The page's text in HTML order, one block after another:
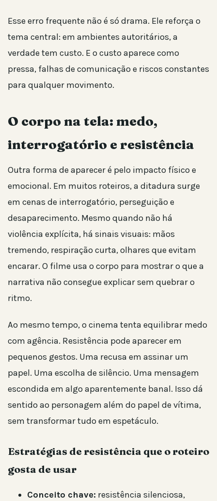
Esse erro frequente não é só drama. Ele reforça o
tema central: em ambientes autoritários, a
verdade tem custo. E o custo aparece como
pressa, falhas de comunicação e riscos constantes
para qualquer movimento.
O corpo na tela: medo,
interrogatório e resistência
Outra forma de aparecer é pelo impacto físico e
emocional. Em muitos roteiros, a ditadura surge
em cenas de interrogatório, perseguição e
desaparecimento. Mesmo quando não há
violência explícita, há sinais visuais: mãos
tremendo, respiração curta, olhares que evitam
encarar. O filme usa o corpo para mostrar o que a
narrativa não consegue explicar sem quebrar o
ritmo.
Ao mesmo tempo, o cinema tenta equilibrar medo
com agência. Resistência pode aparecer em
pequenos gestos. Uma recusa em assinar um
papel. Uma escolha de silêncio. Uma mensagem
escondida em algo aparentemente banal. Isso dá
sentido ao personagem além do papel de vítima,
sem transformar tudo em espetáculo.
Estratégias de resistência que o roteiro
gosta de usar
Conceito chave: resistência silenciosa,